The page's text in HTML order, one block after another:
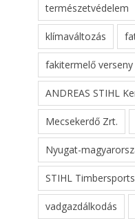
természetvédelem
klímaváltozás
fakitermelő verseny
ANDREAS STIHL
Mecsekerdő Zrt.
Nyugat-
STIHL Timbersports
vadgazdálkodás